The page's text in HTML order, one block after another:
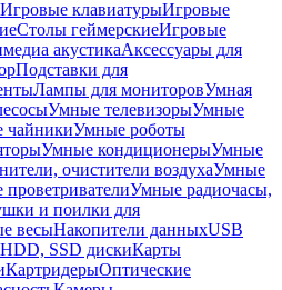
Игровые клавиатурыИгровые
Столы геймерскиеИгровые
акустикаАксессуары для
Подставки для
Лампы для мониторовУмная
Умные телевизорыУмные
чайникиУмные роботы
Умные кондиционерыУмные
очистители воздухаУмные
Умные радиочасы,
и поилки для
весыНакопители данныхUSB
SSD дискиКарты
КартридерыОптические